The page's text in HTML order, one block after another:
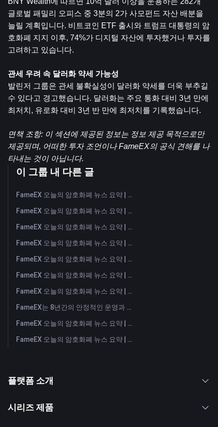
글로벌 패밀리 오피스 중 3분의 2가 사모펀드 자산 배분을
늘릴 계획입니다. 비트코인 ​​ETF 출시와 트럼프 대통령의 암
호화폐 지지 이후, 74%가 디지털 자산에 투자했거나 투자를
고려하고 있습니다.
관세 우려 속 달러화 약세 가능성
발린저 그룹은 관세 불확실성이 달러화 약세를 더욱 부추길
수 있다고 경고했습니다. 달러화는 주요 통화 대비 3년 만에
최저치, 유로화 대비 3년 반 만에 최저치를 기록했습니다.
면책 조항: 이 섹션에 제공된 정보는 정보 제공 목적으로만
제공되며, 어떠한 투자 조언이나 FameEX의 공식 견해를 나
타내는 것이 아닙니다.
이 그룹 내 다른 글
FameEX 오늘의 암호화폐 뉴스 요약 | 2026년 8월 6일
FameEX 오늘의 암호화폐 뉴스 요약 | 2026년 8월 5일
FameEX 오늘의 암호화폐 뉴스 요약 | 2026년 8월 4일
FameEX 오늘의 암호화폐 뉴스 요약 | 2026년 8월 3일
FameEX 오늘의 암호화폐 뉴스 요약 | 2026년 7월 31일
FameEX 오늘의 암호화폐 뉴스 요약 | 2026년 7월 30일
FameEX 오늘의 암호화폐 뉴스 요약 | 2026년 7월 29일
FameEX는 8년간의 안정적인 운영과 글로벌 성장을 통해 사용자 신뢰를 더욱 강화했습니다
FameEX 오늘의 암호화폐 뉴스 요약 | 2026년 7월 28일
FameEX 오늘의 암호화폐 뉴스 요약 | 2026년 7월 27일
플랫폼 소개
시리즈 제품